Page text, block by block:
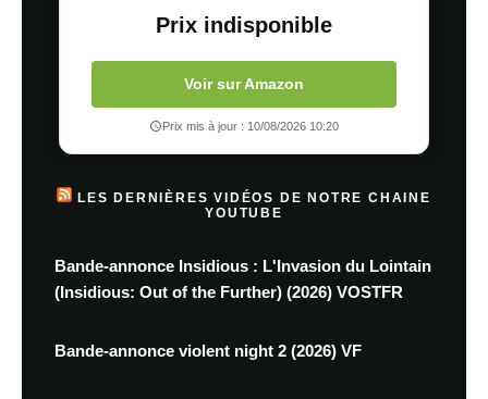
Prix indisponible
Voir sur Amazon
Prix mis à jour : 10/08/2026 10:20
LES DERNIÈRES VIDÉOS DE NOTRE CHAINE
YOUTUBE
Bande-annonce Insidious : L'Invasion du Lointain
(Insidious: Out of the Further) (2026) VOSTFR
Bande-annonce violent night 2 (2026) VF